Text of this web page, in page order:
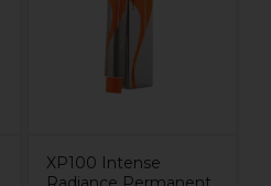
XP100 Intense